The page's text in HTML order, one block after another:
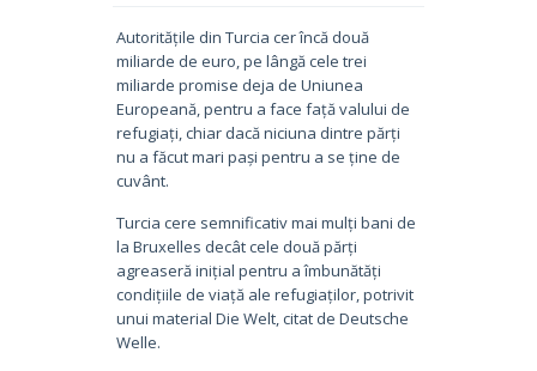
Autoritățile din Turcia cer încă două
miliarde de euro, pe lângă cele trei
miliarde promise deja de Uniunea
Europeană, pentru a face față valului de
refugiați, chiar dacă niciuna dintre părți
nu a făcut mari pași pentru a se ține de
cuvânt.
Turcia cere semnificativ mai mulți bani de
la Bruxelles decât cele două părți
agreaseră inițial pentru a îmbunătăți
condițiile de viață ale refugiaților, potrivit
unui material Die Welt, citat de Deutsche
Welle.